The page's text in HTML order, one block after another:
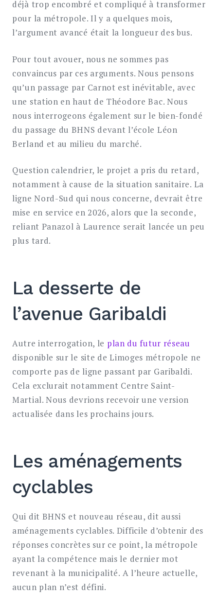
déjà trop encombré et compliqué à transformer
pour la métropole. Il y a quelques mois,
l’argument avancé était la longueur des bus.
Pour tout avouer, nous ne sommes pas
convaincus par ces arguments. Nous pensons
qu’un passage par Carnot est inévitable, avec
une station en haut de Théodore Bac. Nous
nous interrogeons également sur le bien-fondé
du passage du BHNS devant l’école Léon
Berland et au milieu du marché.
Question calendrier, le projet a pris du retard,
notamment à cause de la situation sanitaire. La
ligne Nord-Sud qui nous concerne, devrait être
mise en service en 2026, alors que la seconde,
reliant Panazol à Laurence serait lancée un peu
plus tard.
La desserte de
l’avenue Garibaldi
Autre interrogation, le plan du futur réseau
disponible sur le site de Limoges métropole ne
comporte pas de ligne passant par Garibaldi.
Cela exclurait notamment Centre Saint-
Martial. Nous devrions recevoir une version
actualisée dans les prochains jours.
Les aménagements
cyclables
Qui dit BHNS et nouveau réseau, dit aussi
aménagements cyclables. Difficile d’obtenir des
réponses concrètes sur ce point, la métropole
ayant la compétence mais le dernier mot
revenant à la municipalité. A l’heure actuelle,
aucun plan n’est défini.